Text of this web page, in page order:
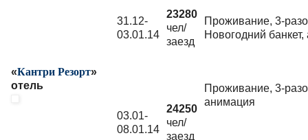
«Кантри Резорт»
отель
31.12-
03.01.14
23280
чел/
заезд
Проживание, 3-
Новогодний
03.01-
08.01.14
24250
чел/
заезд
Проживание, 3-
анимация